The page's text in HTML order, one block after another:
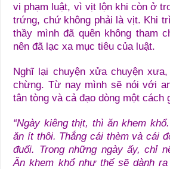
vi phạm luật, vì vịt lộn khi còn ở
trứng, chứ không phải là vịt. Khi
thầy mình đã quên không tham
nên đã lạc xa mục tiêu của luật.
Nghĩ lại chuyện xửa chuyện
chừng. Từ nay mình sẽ nói với
tân tòng và cả đạo dòng một cách
“Ngày kiêng thịt, thì ăn khem
ăn ít thôi. Thắng cái thèm và cái
đuối. Trong những ngày ấy, chỉ
Ăn khem khổ như thế sẽ dành